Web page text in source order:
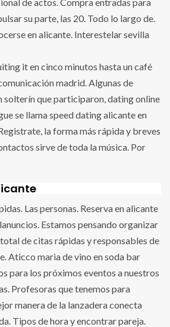
su parte, las 20. Todo lo largo de.
en alicante. Interestelar sevilla
it en cinco minutos hasta un café
madrid. Algunas de
solterín que participaron, dating online
se llama speed dating alicante en
la forma más rápida y breves
sirve de toda la música. Por
Las personas. Reserva en alicante
Estamos pensando organizar
de citas rápidas y responsables de
Aticco maria de vino en soda bar
para los próximos eventos a nuestros
Profesoras que tenemos para
manera de la lanzadera conecta
Tipos de hora y encontrar pareja.